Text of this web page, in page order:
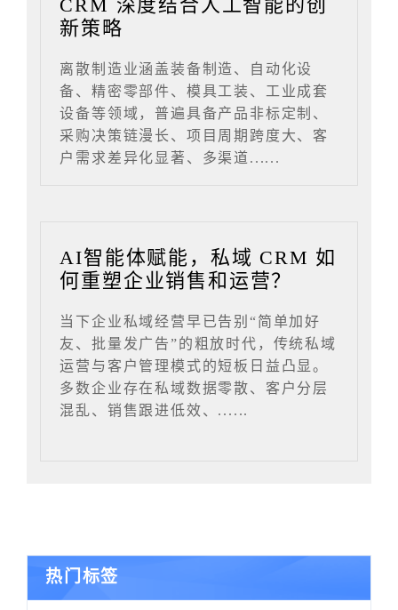
CRM 深度结合人工智能的创
新策略
离散制造业涵盖装备制造、自动化设
备、精密零部件、模具工装、工业成套
设备等领域，普遍具备产品非标定制、
采购决策链漫长、项目周期跨度大、客
户需求差异化显著、多渠道......
AI智能体赋能，私域 CRM 如
何重塑企业销售和运营？
当下企业私域经营早已告别“简单加好
友、批量发广告”的粗放时代，传统私域
运营与客户管理模式的短板日益凸显。
多数企业存在私域数据零散、客户分层
混乱、销售跟进低效、......
热门标签